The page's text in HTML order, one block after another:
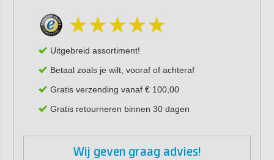
Uitgebreid assortiment!
Betaal zoals je wilt, vooraf of achteraf
Gratis verzending vanaf € 100,00
Gratis retourneren binnen 30 dagen
Wij geven graag advies!